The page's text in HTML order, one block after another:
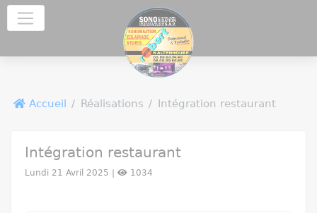
Accueil Réalisations Intégration restaurant
Intégration restaurant
Lundi 21 Avril 2025 | 1034
Panneau de gestion des cookies